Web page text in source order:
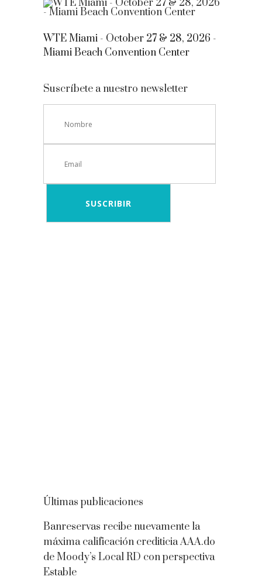
WTE Miami - October 27 & 28, 2026 -
Miami Beach Convention Center
Suscríbete a nuestro newsletter
Últimas publicaciones
Banreservas recibe nuevamente la
máxima calificación crediticia AAA.do
de Moody’s Local RD con perspectiva
Estable